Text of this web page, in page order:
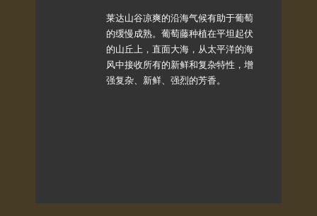
莱达山谷凉爽的沿海气候有助于葡萄
的缓慢成熟。葡萄藤种植在平坦起伏
的山丘上，直面大海，从太平洋的海
风中接收所有的新鲜和复杂特性，增
强复杂、新鲜、强烈的芳香。